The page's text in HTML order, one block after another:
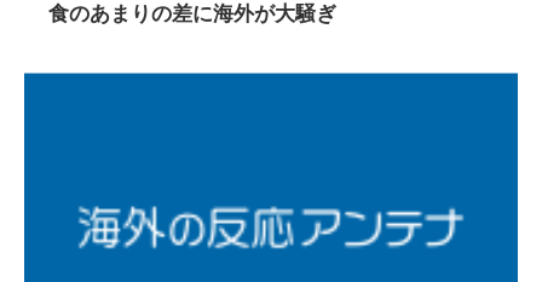
食のあまりの差に海外が大騒ぎ